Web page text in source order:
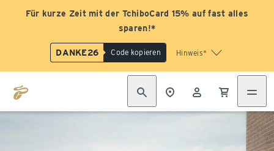
Für kurze Zeit mit der TchiboCard 15% auf fast alles
sparen!*
DANKE26 Code kopieren Hinweis*